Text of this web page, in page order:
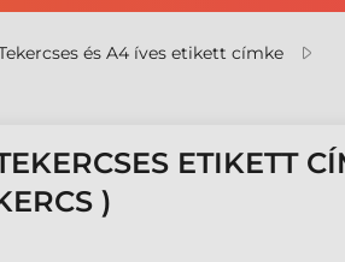
és A4 íves etikett címke
ETIKETT
)